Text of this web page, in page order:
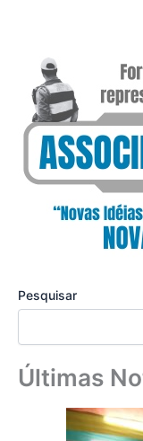
Pesquisar
Últimas